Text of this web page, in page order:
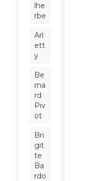
lhe
rbe
Arl
ett
y
Be
rna
rd
Piv
ot
Bri
git
te
Ba
rdo